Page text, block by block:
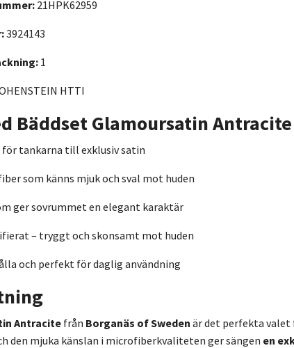
21HPK62959
3924143
1
HTTI
Bäddset Glamoursatin Antracite
för tankarna till exklusiv satin
som känns mjuk och sval mot huden
ger sovrummet en elegant karaktär
– tryggt och skonsamt mot huden
och perfekt för daglig användning
Antracitefrån Borganäs of Sweden är det perfekta valet
den mjuka känslan i microfiberkvaliteten ger sängen en